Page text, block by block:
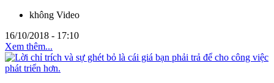
không Video
16/10/2018 - 17:10
Xem thêm...